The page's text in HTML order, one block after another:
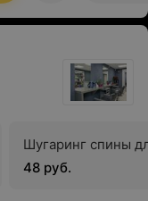
Шугаринг спины
48 руб.